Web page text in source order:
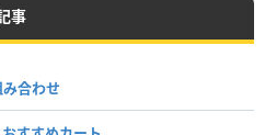
事
合わせ